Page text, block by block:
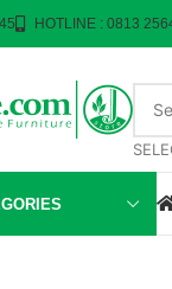
HOTLINE : 0813